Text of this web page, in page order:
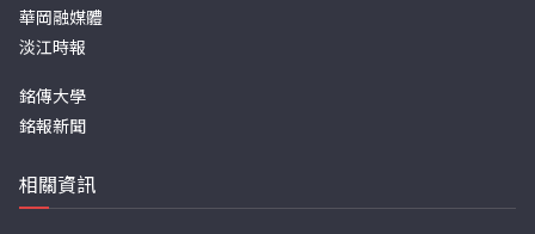
華岡融媒體
淡江時報
銘傳大學
銘報新聞
相關資訊